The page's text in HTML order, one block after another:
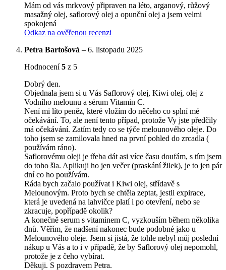
Mám od vás mrkvový připraven na léto, arganový, růžový
masažný olej, saflorový olej a opunční olej a jsem velmi
spokojená
Odkaz na ověřenou recenzi
Petra Bartošová – 6. listopadu 2025
Hodnocení5 z 5
Dobrý den.
Objednala jsem si u Vás Saflorový olej, Kiwi olej, olej z
Vodního melounu a sérum Vitamin C.
Není mi líto peněz, které vložím do něčeho co splní mé
očekávání. To, ale není tento případ, protože Vy jste předčily
má očekávání. Zatím tedy co se týče melounového oleje. Do
toho jsem se zamilovala hned na první pohled do zrcadla (
používám ráno).
Saflorovému oleji je třeba dát asi více času doufám, s tím jsem
do toho šla. Aplikuji ho jen večer (praskání žilek), je to jen pár
dní co ho používám.
Ráda bych začalo používat i Kiwi olej, střídavě s
Melounovým. Proto bych se chtěla zeptat, jestli expirace,
která je uvedená na lahvičce platí i po otevření, nebo se
zkracuje, popřípadě okolik?
A konečně serum s vitaminem C, vyzkouším během několika
dnů. Věřím, že nadšení nakonec bude podobné jako u
Melounového oleje. Jsem si jistá, že tohle nebyl můj poslední
nákup u Vás a to i v případě, že by Saflorový olej nepomohl,
protože je z čeho vybírat.
Děkuji. S pozdravem Petra.